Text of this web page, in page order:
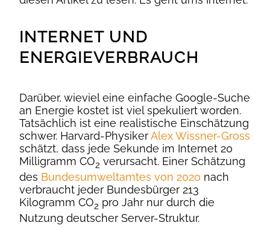
INTERNET UND
ENERGIEVERBRAUCH
Darüber, wieviel eine einfache Google-Suche
an Energie kostet ist viel spekuliert worden.
Tatsächlich ist eine realistische Einschätzung
schwer. Harvard-PhysikerAlex Wissner-Gross
schätzt, dass jede Sekunde im Internet 20
Milligramm CO2 verursacht. Einer Schätzung
des Bundesumweltamtes von 2020 nach
verbraucht jeder Bundesbürger 213
Kilogramm CO2 pro Jahr nur durch die
Nutzung deutscher Server-Struktur.